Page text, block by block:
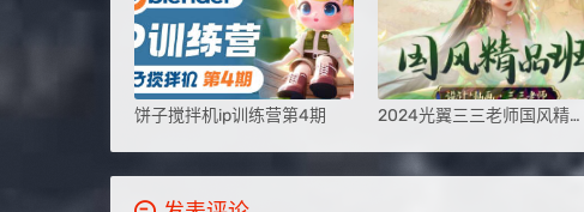
饼子搅拌机ip训练营第4期 2024光翼三三老师国风精品班